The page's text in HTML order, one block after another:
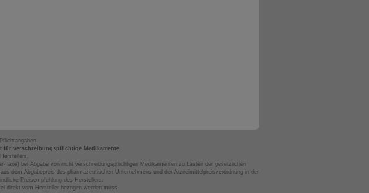
verschreibungspflichtige Medikamente.
bei Abgabe von nicht verschreibungspflichtigen Medikamenten zu Lasten der gesetzlichen
dem Abgabepreis des pharmazeutischen Unternehmens und der Arzneimittelpreisverordnung in der
Preisempfehlung des Herstellers.
direkt vom Hersteller bezogen werden muss.